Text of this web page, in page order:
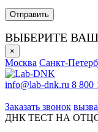
ВЫБЕРИТЕ
×
Москва Санкт-
info@lab-dnk.ru 8 800
Заказать звонок
ДНК ТЕСТ НА